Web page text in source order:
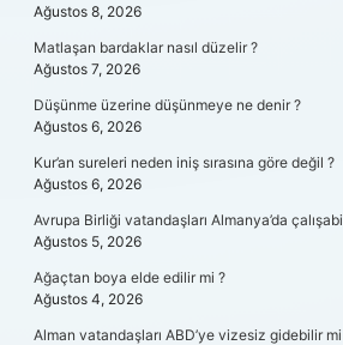
Ağustos 8, 2026
Matlaşan bardaklar nasıl düzelir ?
Ağustos 7, 2026
Düşünme üzerine düşünmeye ne denir ?
Ağustos 6, 2026
Kur’an sureleri neden iniş sırasına göre değil ?
Ağustos 6, 2026
Avrupa Birliği vatandaşları Almanya’da
Ağustos 5, 2026
Ağaçtan boya elde edilir mi ?
Ağustos 4, 2026
Alman vatandaşları ABD’ye vizesiz gidebilir